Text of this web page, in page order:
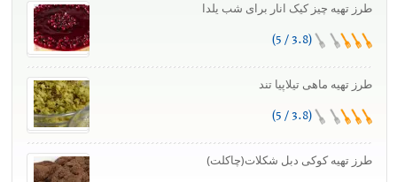
طرز تهیه چیز کیک انار برای شب یلدا
(3.8 / 5)
طرز تهیه ماهی تیلاپیا تند
(3.8 / 5)
طرز تهیه کوکی دبل شکلات(چاکلت)